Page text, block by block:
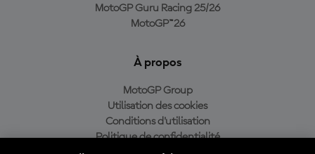
MotoGP Guru Racing 25/26
MotoGP™26
À propos
MotoGP Group
Utilisation des cookies
Conditions d'utilisation
Politique de confidentialité